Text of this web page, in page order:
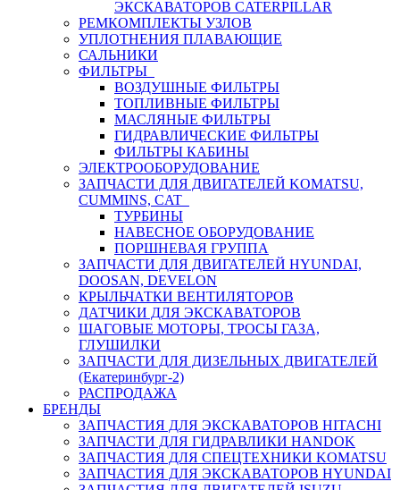
ЭКСКАВАТОРОВ CATERPILLAR
РЕМКОМПЛЕКТЫ УЗЛОВ
УПЛОТНЕНИЯ ПЛАВАЮЩИЕ
САЛЬНИКИ
ФИЛЬТРЫ
ВОЗДУШНЫЕ ФИЛЬТРЫ
ТОПЛИВНЫЕ ФИЛЬТРЫ
МАСЛЯНЫЕ ФИЛЬТРЫ
ГИДРАВЛИЧЕСКИЕ ФИЛЬТРЫ
ФИЛЬТРЫ КАБИНЫ
ЭЛЕКТРООБОРУДОВАНИЕ
ЗАПЧАСТИ ДЛЯ ДВИГАТЕЛЕЙ KOMATSU,
CUMMINS, CAT
ТУРБИНЫ
НАВЕСНОЕ ОБОРУДОВАНИЕ
ПОРШНЕВАЯ ГРУППА
ЗАПЧАСТИ ДЛЯ ДВИГАТЕЛЕЙ HYUNDAI,
DOOSAN, DEVELON
КРЫЛЬЧАТКИ ВЕНТИЛЯТОРОВ
ДАТЧИКИ ДЛЯ ЭКСКАВАТОРОВ
ШАГОВЫЕ МОТОРЫ, ТРОСЫ ГАЗА,
ГЛУШИЛКИ
ЗАПЧАСТИ ДЛЯ ДИЗЕЛЬНЫХ ДВИГАТЕЛЕЙ
(Екатеринбург-2)
РАСПРОДАЖА
БРЕНДЫ
ЗАПЧАСТИЯ ДЛЯ ЭКСКАВАТОРОВ HITACHI
ЗАПЧАСТИ ДЛЯ ГИДРАВЛИКИ HANDOK
ЗАПЧАСТИЯ ДЛЯ СПЕЦТЕХНИКИ KOMATSU
ЗАПЧАСТИЯ ДЛЯ ЭКСКАВАТОРОВ HYUNDAI